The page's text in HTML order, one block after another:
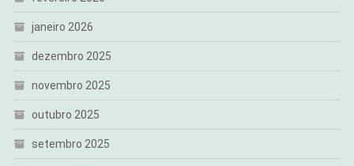
janeiro 2026
dezembro 2025
novembro 2025
outubro 2025
setembro 2025